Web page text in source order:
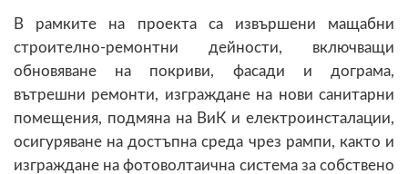
В рамките на проекта са извършени мащабни
строително-ремонтни дейности, включващи
обновяване на покриви, фасади и дограма,
вътрешни ремонти, изграждане на нови санитарни
помещения, подмяна на ВиК и електроинсталации,
осигуряване на достъпна среда чрез рампи, както и
изграждане на фотоволтаична система за собствено